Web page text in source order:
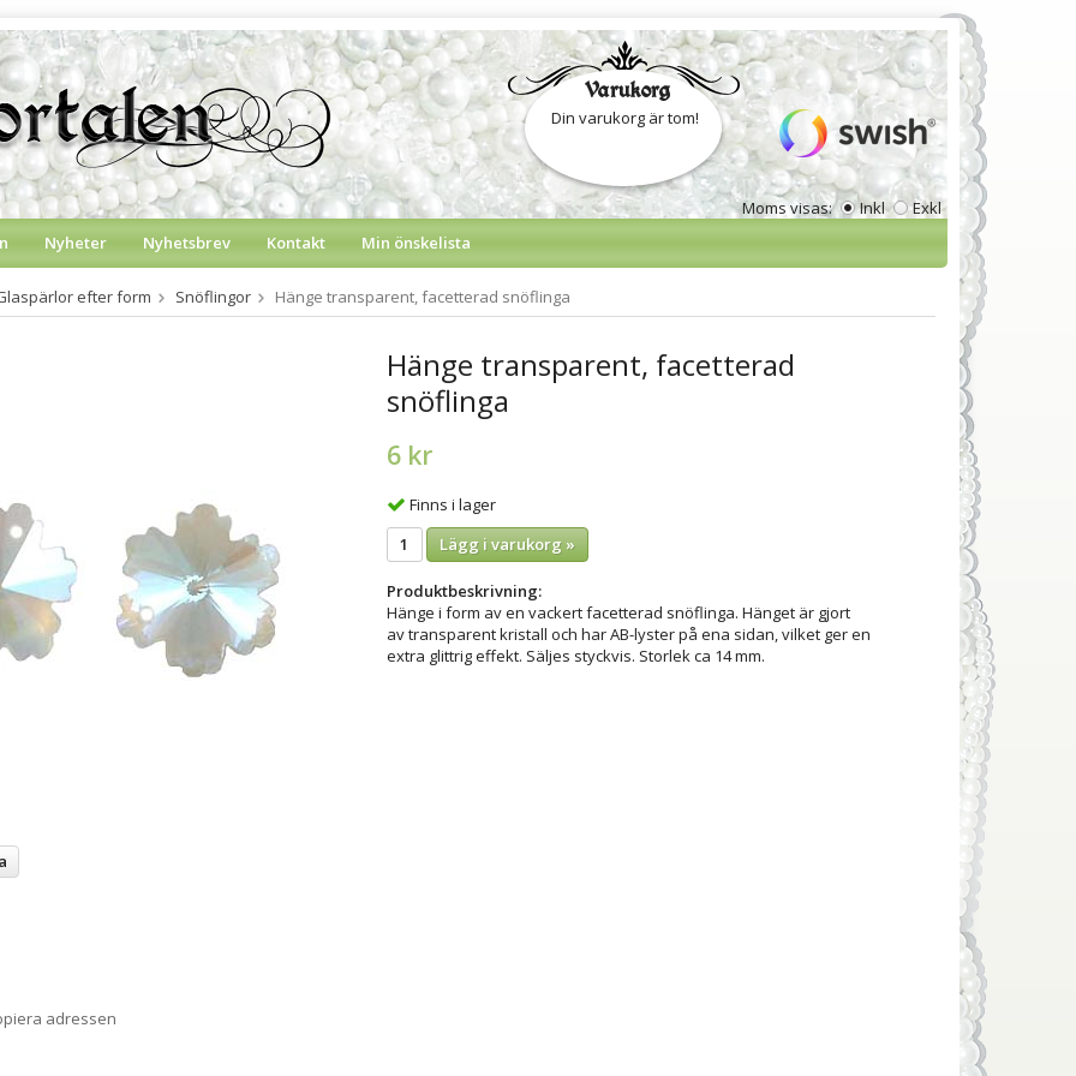
Moms visas: Inkl Exkl
Varukorg
Din varukorg är tom!
Nyheter Nyhetsbrev Kontakt Min önskelista
efter form Snöflingor Hänge transparent, facetterad snöflinga
Hänge transparent, facetterad
snöflinga
6 kr
Finns i lager
Lägg i varukorg »
Produktbeskrivning:
Hänge i form av en vackert facetterad snöflinga. Hänget är gjort
av transparent kristall och har AB-lyster på ena sidan, vilket ger en
extra glittrig effekt. Säljes styckvis. Storlek ca 14 mm.
adressen